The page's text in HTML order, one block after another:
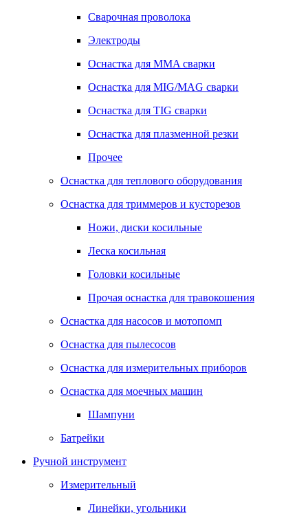
Сварочная проволока
Электроды
Оснастка для MMA сварки
Оснастка для MIG/MAG сварки
Оснастка для TIG сварки
Оснастка для плазменной резки
Прочее
Оснастка для теплового оборудования
Оснастка для триммеров и кусторезов
Ножи, диски косильные
Леска косильная
Головки косильные
Прочая оснастка для травокошения
Оснастка для насосов и мотопомп
Оснастка для пылесосов
Оснастка для измерительных приборов
Оснастка для моечных машин
Шампуни
Батрейки
Ручной инструмент
Измерительный
Линейки, угольники